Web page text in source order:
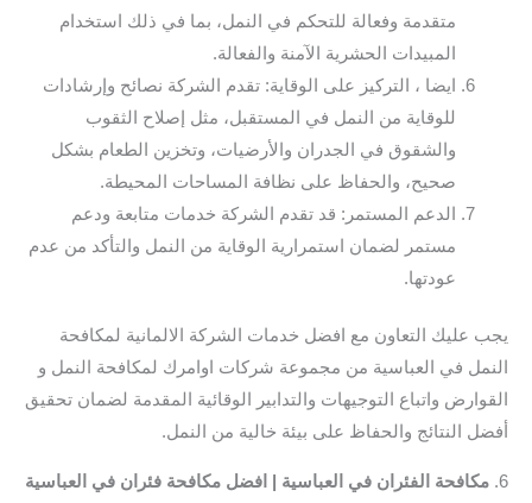
متقدمة وفعالة للتحكم في النمل، بما في ذلك استخدام
المبيدات الحشرية الآمنة والفعالة.
ايضا ، التركيز على الوقاية: تقدم الشركة نصائح وإرشادات
للوقاية من النمل في المستقبل، مثل إصلاح الثقوب
والشقوق في الجدران والأرضيات، وتخزين الطعام بشكل
صحيح، والحفاظ على نظافة المساحات المحيطة.
الدعم المستمر: قد تقدم الشركة خدمات متابعة ودعم
مستمر لضمان استمرارية الوقاية من النمل والتأكد من عدم
عودتها.
يجب عليك التعاون مع افضل خدمات الشركة الالمانية لمكافحة
النمل في العباسية من مجموعة شركات اوامرك لمكافحة النمل و
القوارض واتباع التوجيهات والتدابير الوقائية المقدمة لضمان تحقيق
أفضل النتائج والحفاظ على بيئة خالية من النمل.
6. مكافحة الفئران في العباسية | افضل مكافحة فئران في العباسية